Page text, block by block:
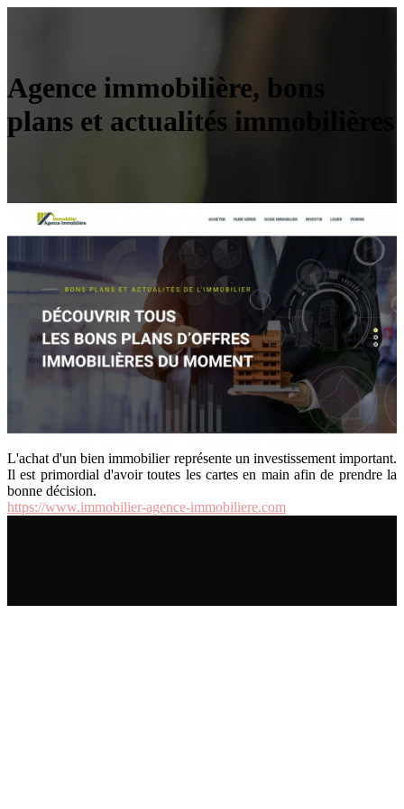
Agence immobilière, bons
plans et actualités immobilières
L'achat d'un bien immobilier représente un investissement important.
Il est primordial d'avoir toutes les cartes en main afin de prendre la
bonne décision.
https://www.immobilier-agence-immobiliere.com